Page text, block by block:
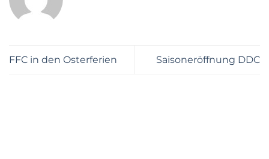
FFC in den Osterferien Saisoneröffnung DDC